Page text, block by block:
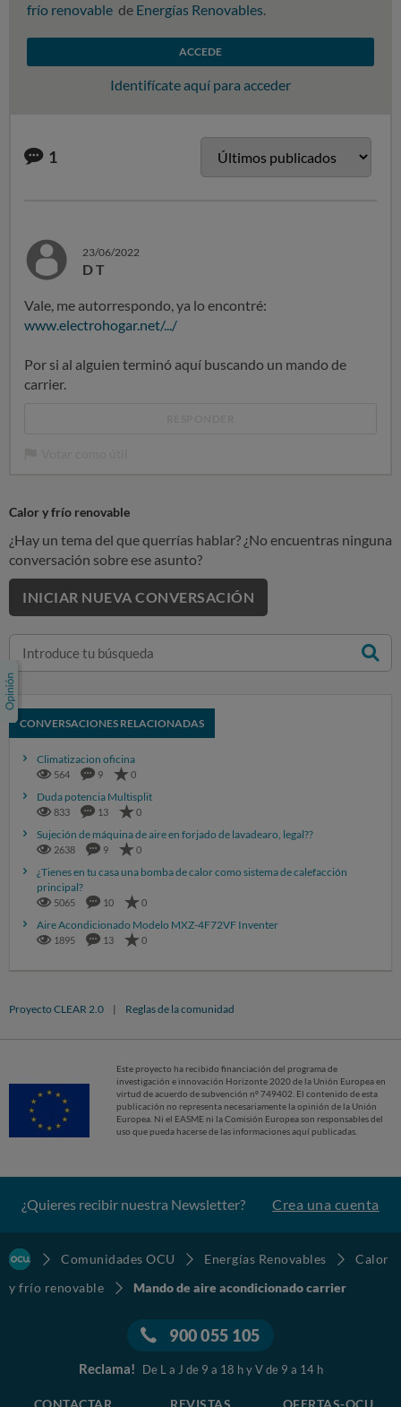
frío renovable de Energías Renovables.
ACCEDE
Identifícate aquí para acceder
1
23/06/2022
D T
Vale, me autorrespondo, ya lo encontré:
www.electrohogar.net/.../
Por si al alguien terminó aquí buscando un mando de
carrier.
Calor y frío renovable
¿Hay un tema del que querrías hablar? ¿No encuentras ninguna
conversación sobre ese asunto?
INICIAR NUEVA CONVERSACIÓN
CONVERSACIONES RELACIONADAS
Climatizacion oficina
564 9 0
Duda potencia Multisplit
833 13 0
Sujeción de máquina de aire en forjado de lavadearo, legal??
2638 9 0
¿Tienes en tu casa una bomba de calor como sistema de calefacción
principal?
5065 10 0
Aire Acondicionado Modelo MXZ-4F72VF Inventer
1895 13 0
Proyecto CLEAR 2.0 | Reglas de la comunidad
Este proyecto ha recibido financiación del programa de
investigación e innovación Horizonte 2020 de la Unión Europea en
virtud de acuerdo de subvención nº 749402. El contenido de esta
publicación no representa necesariamente la opinión de la Unión
Europea. Ni el EASME ni la Comisión Europea son responsables del
uso que pueda hacerse de las informaciones aquí publicadas.
¿Quieres recibir nuestra Newsletter? Crea una cuenta
Comunidades OCU Energías Renovables
Calor
y frío renovable
Mando de aire acondicionado carrier
900 055 105
Reclama! De L a J de 9 a 18 h y V de 9 a 14 h
CONTACTAR REVISTAS OFERTAS-OCU